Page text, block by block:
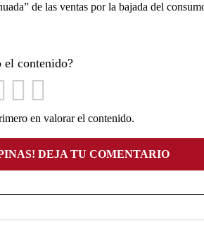
de las ventas por la bajada del
el contenido?
en valorar el contenido.
DEJA TU COMENTARIO